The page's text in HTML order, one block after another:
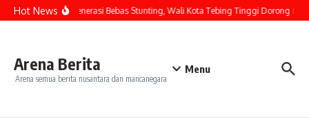
Lewati ke konten
Hot News
Lahirkan Generasi Bebas Stunting, Wali Kota Tebing Tinggi Dorong
Arena Berita
Arena semua berita nusantara dan mancanegara
Menu